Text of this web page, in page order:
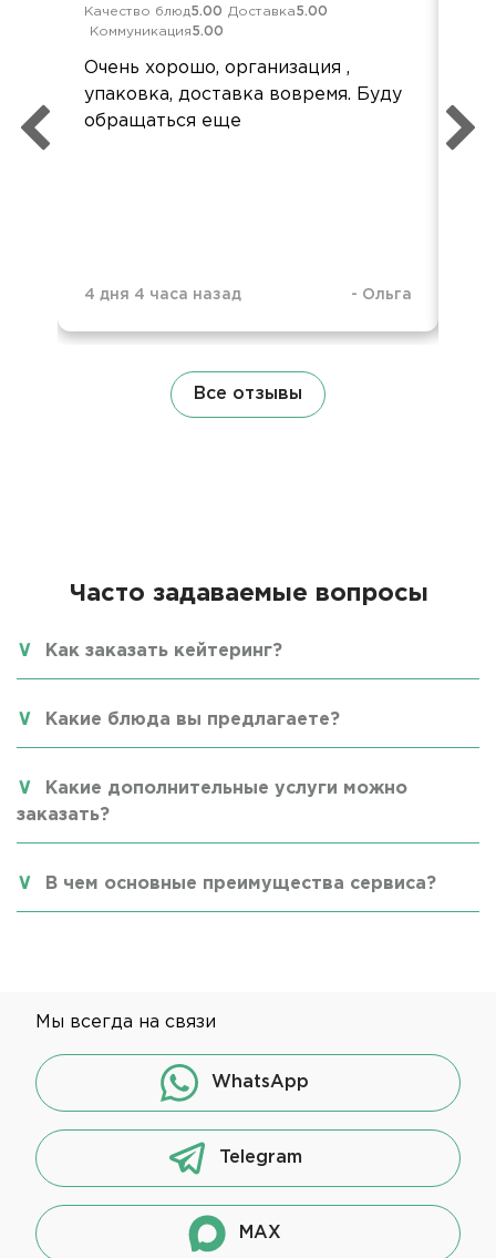
Качество блюд5.00 Доставка5.00
Коммуникация5.00
Очень хорошо, организация ,
упаковка, доставка вовремя. Буду
обращаться еще
4 дня 4 часа назад - Ольга
Все отзывы
Часто задаваемые вопросы
Как заказать кейтеринг?
Какие блюда вы предлагаете?
Какие дополнительные услуги можно
заказать?
В чем основные преимущества сервиса?
Мы всегда на связи
WhatsApp
Telegram
MAX